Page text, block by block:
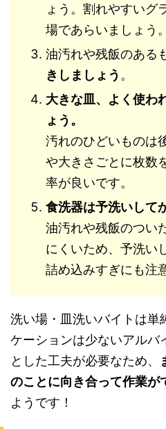
ょう。割れやすいグ
場であらいましょう。
油汚れや残飯のある
きしましょう 。
大きな皿、よく使わ
ょう。
汚れのひどいものは
や大きさごとに枚数
率が良いです。
食洗器は予洗いして
油汚れや残飯のつい
にくいため、予洗い
詰め込みすぎにも注
洗い場・皿洗いバイトは単
ケーションは少ないアルバ
とした工夫が必要なため、
のことに向き合って作業が
ようです！